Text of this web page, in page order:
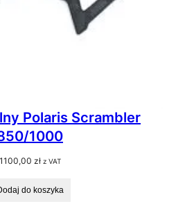
Polaris Scrambler
1000
1100,00 zł z VAT
do koszyka